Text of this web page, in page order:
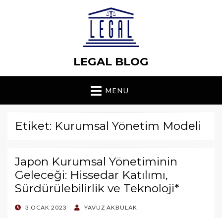
LEGAL BLOG
MENU
Etiket: Kurumsal Yönetim Modeli
Japon Kurumsal Yönetiminin
Geleceği: Hissedar Katılımı,
Sürdürülebilirlik ve Teknoloji*
POSTED
3 OCAK 2023 YAVUZ AKBULAK